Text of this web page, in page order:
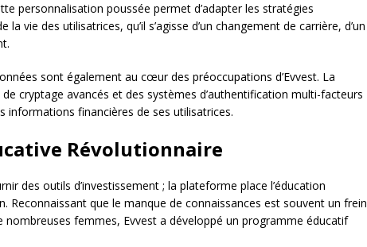
personnalisation poussée permet d’adapter les stratégies
la vie des utilisatrices, qu’il s’agisse d’un changement de carrière, d’un
sont également au cœur des préoccupations d’Evvest. La
cryptage avancés et des systèmes d’authentification multi-facteurs
informations financières de ses utilisatrices.
Révolutionnaire
des outils d’investissement ; la plateforme place l’éducation
Reconnaissant que le manque de connaissances est souvent un frein
nombreuses femmes, Evvest a développé un programme éducatif